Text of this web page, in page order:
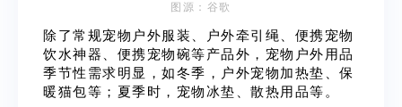
图源：谷歌
除了常规宠物户外服装、户外牵引绳、便携宠物
饮水神器、便携宠物碗等产品外，宠物户外用品
季节性需求明显，如冬季，户外宠物加热垫、保
暖猫包等；夏季时，宠物冰垫、散热用品等。